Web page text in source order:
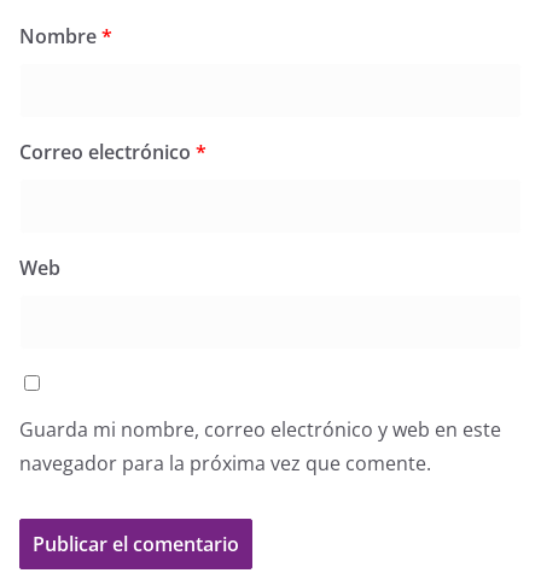
Nombre*
Correo electrónico *
Web
Guarda mi nombre, correo electrónico y web en este
navegador para la próxima vez que comente.